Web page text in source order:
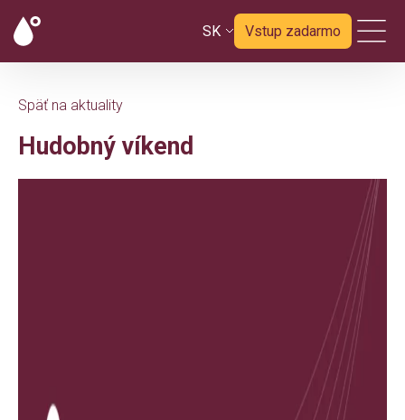
SK Vstup zadarmo
Späť na aktuality
Hudobný víkend